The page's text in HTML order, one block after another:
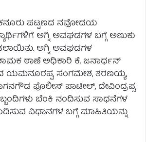
ಪಟ್ಟಣದ ನವೋದಯ
ಅಗ್ನಿ ಅವಘಡಗಳ ಬಗ್ಗೆ ಅಣುಕು
ಅಗ್ನಿ ಅವಘಡಗಳ
ಠಾಣೆ ಅಧಿಕಾರಿ ಕೆ. ಜನಾರ್ಧನ್
ಯಮನೂರಪ್ಪ, ಸಂಗಮೇಶ, ಶರಣಯ್ಯ,
ಪೊಲೀಸ್ ಪಾಟೀಲ್, ದೇವಿಂದ್ರಪ್ಪ,
ಬೆಂಕಿ ನಂದಿಸುವ ಸಾಧನೆಗಳ
ವಿಧಾನಗಳ ಬಗ್ಗೆ ಮಾಹಿತಿಯನ್ನು